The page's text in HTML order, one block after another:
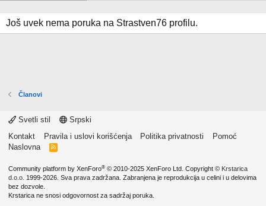
Još uvek nema poruka na Strastven76 profilu.
Članovi
Svetli stil
Srpski
Kontakt
Pravila i uslovi korišćenja Politika privatnosti
Pomoć
Naslovna
R
Community platform by XenForo® © 2010-2025 XenForo Ltd. Copyright © Krstarica
d.o.o. 1999-2026. Sva prava zadržana. Zabranjena je reprodukcija u celini i u delovima
bez dozvole.
Krstarica ne snosi odgovornost za sadržaj poruka.